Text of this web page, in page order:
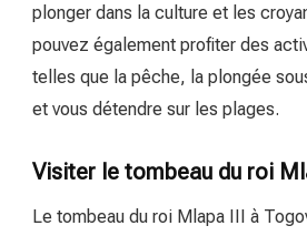
plonger dans la culture et les
pouvez également profiter des
telles que la pêche, la plongée
et vous détendre sur les plages.
Visiter le tombeau du roi
Le tombeau du roi Mlapa III à